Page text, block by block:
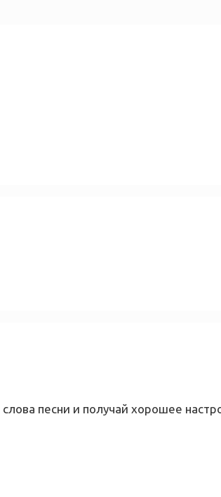
песни и получай хорошее